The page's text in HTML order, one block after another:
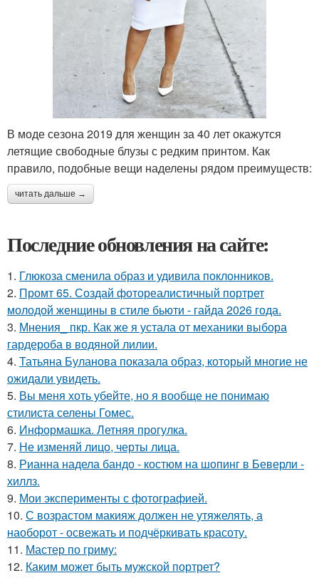
В моде сезона 2019 для женщин за 40 лет окажутся
летящие свободные блузы с редким принтом. Как
правило, подобные вещи наделены рядом преимуществ:
читать дальше →
Последние обновления на сайте:
1. Глюкоза сменила образ и удивила поклонников.
2. Промт 65. Создай фотореалистичный портрет
молодой женщины в стиле бьюти - гайда 2026 года.
3. Мнения_ пкр. Как же я устала от механики выбора
гардероба в водяной лилии.
4. Татьяна Буланова показала образ, который многие не
ожидали увидеть.
5. Вы меня хоть убейте, но я вообще не понимаю
стилиста селены Гомес.
6. Информашка. Летняя прогулка.
7. Не изменяй лицо, черты лица.
8. Рианна надела бандо - костюм на шопинг в Беверли -
хиллз.
9. Мои эксперименты с фотографией.
10. С возрастом макияж должен не утяжелять, а
наоборот - освежать и подчёркивать красоту.
11. Мастер по гриму:
12. Каким может быть мужской портрет?